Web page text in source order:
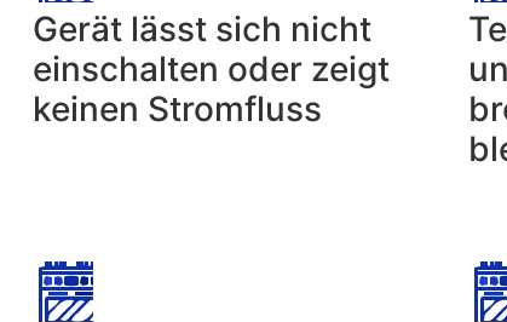
Gerät lässt sich nicht
einschalten oder zeigt
keinen Stromfluss